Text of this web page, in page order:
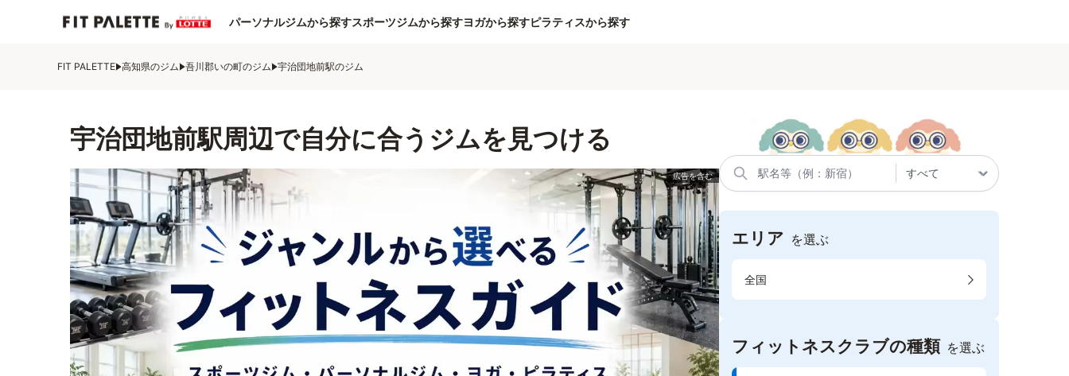
パーソナルジムから探すスポーツジムから探すヨガから探すピラティスから探す
FIT PALETTE 高知県のジム 吾川郡いの町のジム 宇治団地前駅のジム
宇治団地前駅周辺で自分に合うジムを見つける
エリア を選ぶ
全国
フィットネスクラブの種類 を選ぶ